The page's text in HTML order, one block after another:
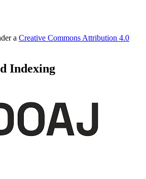
a Creative Commons Attribution 4.0
Indexing